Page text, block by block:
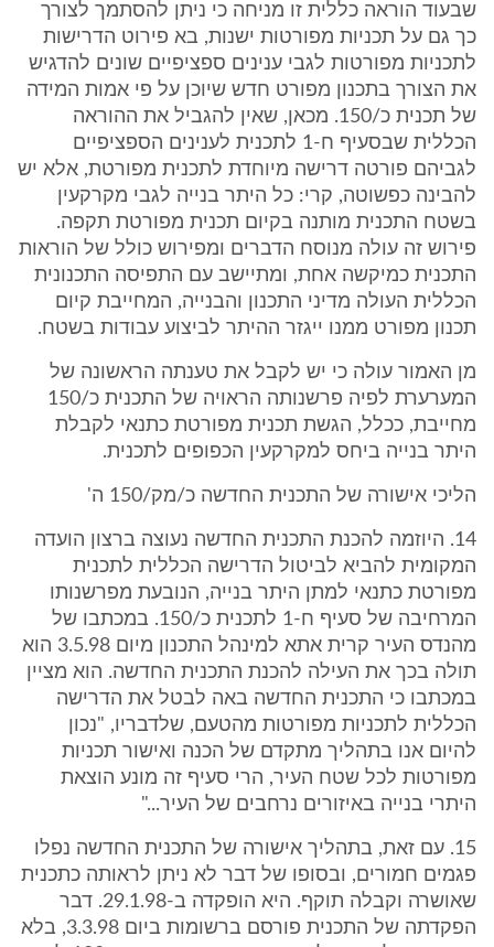
שבעוד הוראה כללית זו מניחה כי ניתן להסתמך לצורך
כך גם על תכניות מפורטות ישנות, בא פירוט הדרישות
לתכניות מפורטות לגבי ענינים ספציפיים שונים להדגיש
את הצורך בתכנון מפורט חדש שיוכן על פי אמות המידה
של תכנית כ/150. מכאן, שאין להגביל את ההוראה
הכללית שבסעיף ח-1 לתכנית לענינים הספציפיים
לגביהם פורטה דרישה מיוחדת לתכנית מפורטת, אלא יש
להבינה כפשוטה, קרי: כל היתר בנייה לגבי מקרקעין
בשטח התכנית מותנה בקיום תכנית מפורטת תקפה.
פירוש זה עולה מנוסח הדברים ומפירוש כולל של הוראות
התכנית כמיקשה אחת, ומתיישב עם התפיסה התכנונית
הכללית העולה מדיני התכנון והבנייה, המחייבת קיום
תכנון מפורט ממנו ייגזר ההיתר לביצוע עבודות בשטח.
מן האמור עולה כי יש לקבל את טענתה הראשונה של
המערערת לפיה פרשנותה הראויה של התכנית כ/150
מחייבת, ככלל, הגשת תכנית מפורטת כתנאי לקבלת
היתר בנייה ביחס למקרקעין הכפופים לתכנית.
הליכי אישורה של התכנית החדשה כ/מק/150 ה'
14. היוזמה להכנת התכנית החדשה נעוצה ברצון הועדה
המקומית להביא לביטול הדרישה הכללית לתכנית
מפורטת כתנאי למתן היתר בנייה, הנובעת מפרשנותו
המרחיבה של סעיף ח-1 לתכנית כ/150. במכתבו של
מהנדס העיר קרית אתא למינהל התכנון מיום 3.5.98 הוא
תולה בכך את העילה להכנת התכנית החדשה. הוא מציין
במכתבו כי התכנית החדשה באה לבטל את הדרישה
הכללית לתכניות מפורטות מהטעם, שלדבריו, "נכון
להיום אנו בתהליך מתקדם של הכנה ואישור תכניות
מפורטות לכל שטח העיר, הרי סעיף זה מונע הוצאת
היתרי בנייה באיזורים נרחבים של העיר..."
15. עם זאת, בתהליך אישורה של התכנית החדשה נפלו
פגמים חמורים, ובסופו של דבר לא ניתן לראותה כתכנית
שאושרה וקבלה תוקף. היא הופקדה ב-29.1.98. דבר
הפקדתה של התכנית פורסם ברשומות ביום 3.3.98, בלא